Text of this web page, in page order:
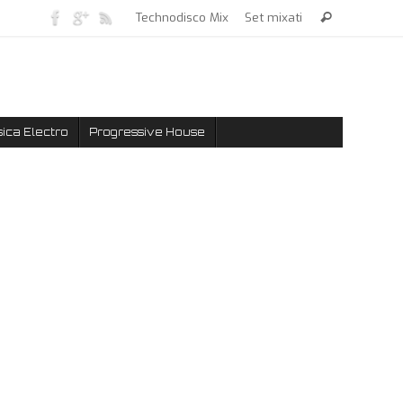
Technodisco Mix Set mixati
Electro Progressive House